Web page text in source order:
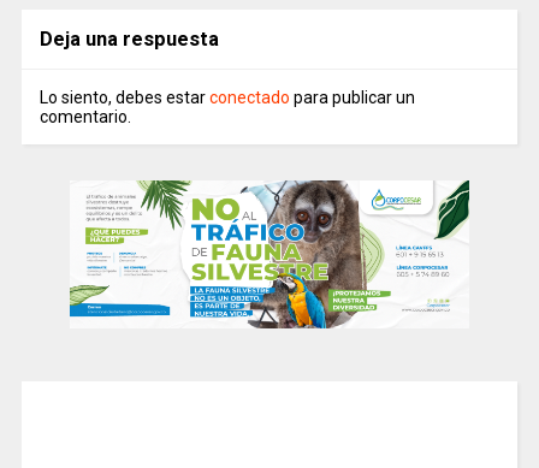
Deja una respuesta
Lo siento, debes estarconectado para publicar un
comentario.